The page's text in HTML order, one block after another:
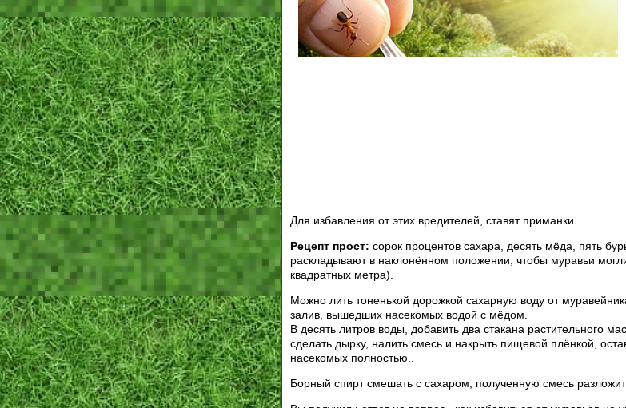
Для избавления от этих вредителей, ставят приманки.
Рецепт прост: сорок процентов сахара, десять мёда, пять
раскладывают в наклонённом положении, чтобы муравьи
квадратных метра).
Можно лить тоненькой дорожкой сахарную воду от
залив, вышедших насекомых водой с мёдом.
В десять литров воды, добавить два стакана растительного
сделать дырку, налить смесь и накрыть пищевой плёнкой,
насекомых полностью..
Борный спирт смешать с сахаром, полученную смесь